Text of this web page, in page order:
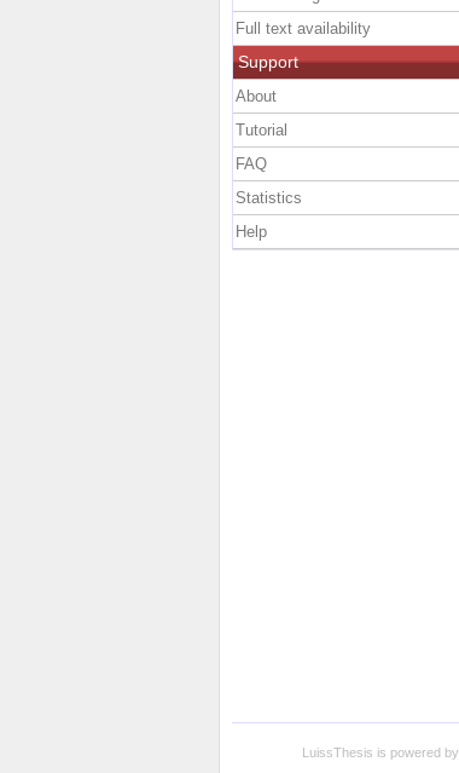
Full text availability
Support
About
Tutorial
FAQ
Statistics
Help
LuissThesis is powered by